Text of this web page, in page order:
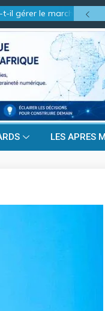
le marché d’hier ou
LES APRES